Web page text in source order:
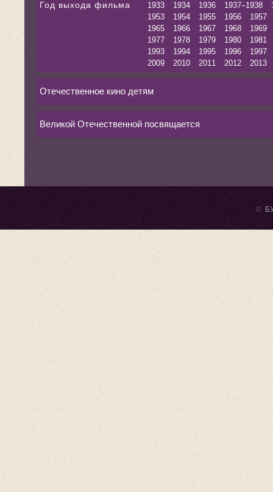
Год выхода фильма 1933 1934 1936 1937–1938
1953
1954 1955 1956
1957
1965
1966 1967 1968
1969
1977
1978 1979 1980
1981
1993
1994 1995 1996
1997
2009
2010 2011 2012 2013
Отечественное кино детям
Великой Отечественной посвящается
©